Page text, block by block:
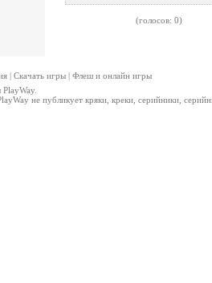
(голосов: 0)
| Скачать игры | Флеш и онлайн игры
PlayWay.
не публикует кряки, креки, серийники,